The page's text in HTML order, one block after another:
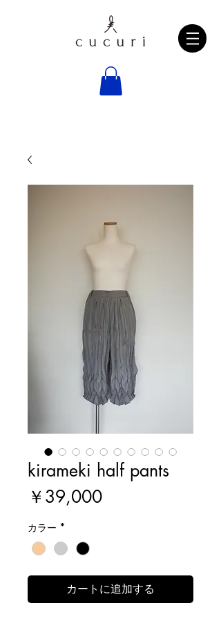
kirameki half pants
￥39,000価
カラー *
カートに追加する